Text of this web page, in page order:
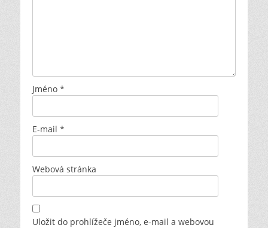
Jméno *
E-mail *
Webová stránka
Uložit do prohlížeče jméno, e-mail a webovou